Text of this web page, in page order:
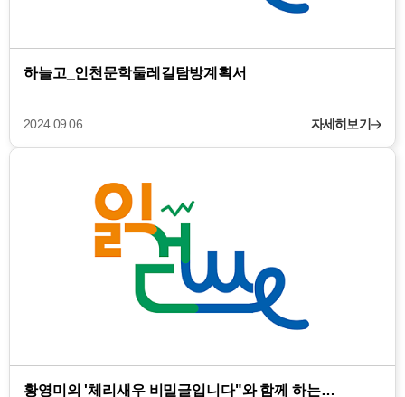
하늘고_인천문학둘레길탐방계획서
2024.09.06 자세히보기
황영미의 '체리새우 비밀글입니다"와 함께 하는…